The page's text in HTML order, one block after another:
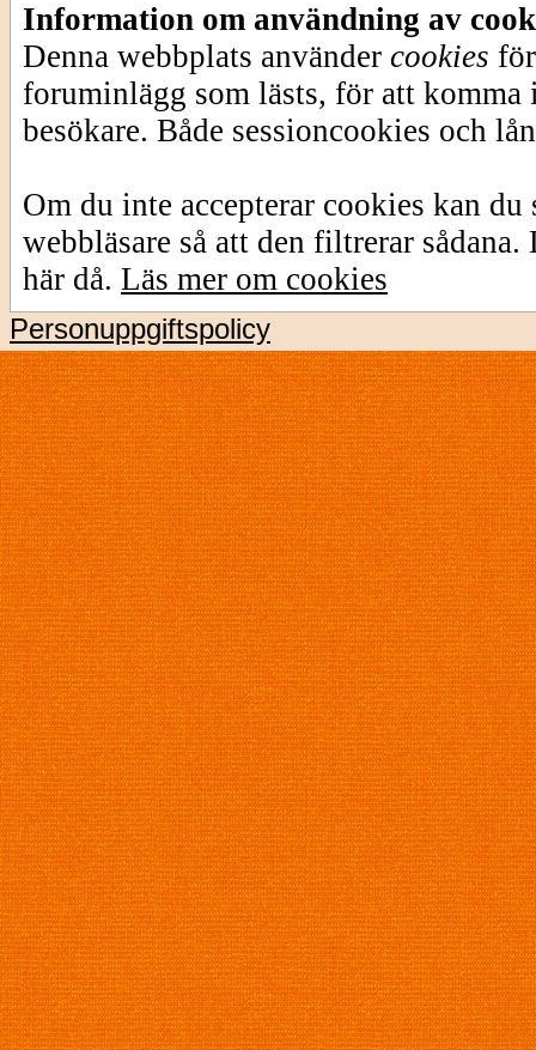
Information om användning av
Denna webbplats använder cookies
foruminlägg som lästs, för att
besökare. Både sessioncookies och
Om du inte accepterar cookies kan
webbläsare så att den filtrerar
här då. Läs mer om cookies
Personuppgiftspolicy